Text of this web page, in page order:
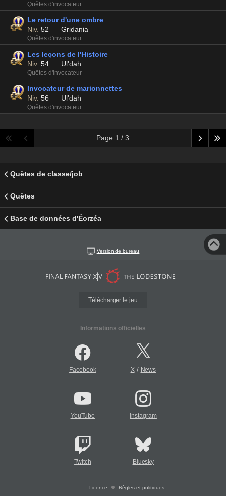
Quêtes d'invocateur
Le retour d'une ombre
Niv. 52 Gridania
Quêtes d'invocateur
Les leçons de l'Histoire
Niv. 54 Ul'dah
Quêtes d'invocateur
Invocateur de marionnettes
Niv. 56 Ul'dah
Quêtes d'invocateur
Page 1 / 3
Quêtes de classe/job
Quêtes
Base de données d'Éorzéa
Version de bureau
Télécharger le jeu
Informations officielles
Facebook X/ News
YouTube Instagram
Twitch Bluesky
Licence Règles et politiques